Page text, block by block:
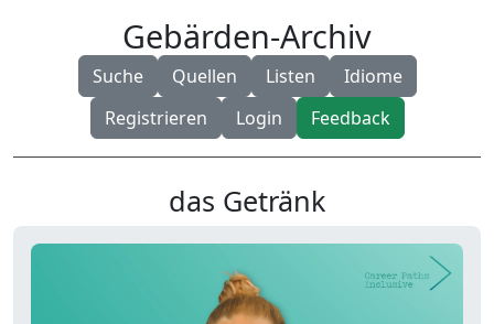
Gebärden-Archiv
Suche Quellen Listen
Idiome
Registrieren
Login Feedback
das Getränk